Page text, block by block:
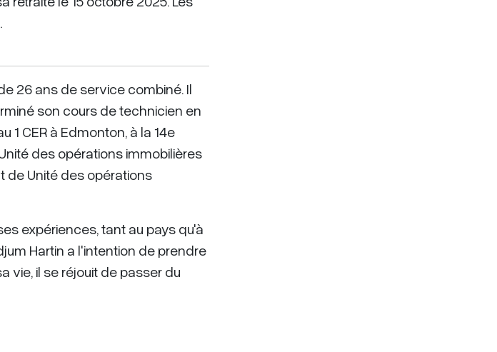
26 ans de service combiné. Il
son cours de technicien en
1 CER à Edmonton, à la 14e
des opérations immobilières
de Unité des opérations
expériences, tant au pays qu'à
Hartin a l'intention de prendre
vie, il se réjouit de passer du